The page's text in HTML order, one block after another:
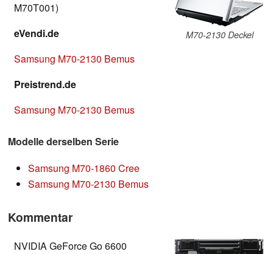
M70-2130 Deckel
M70T001)
eVendi.de
Samsung M70-2130 Bemus
Preistrend.de
Samsung M70-2130 Bemus
Modelle derselben Serie
Samsung M70-1860 Cree
Samsung M70-2130 Bemus
Kommentar
NVIDIA GeForce Go 6600